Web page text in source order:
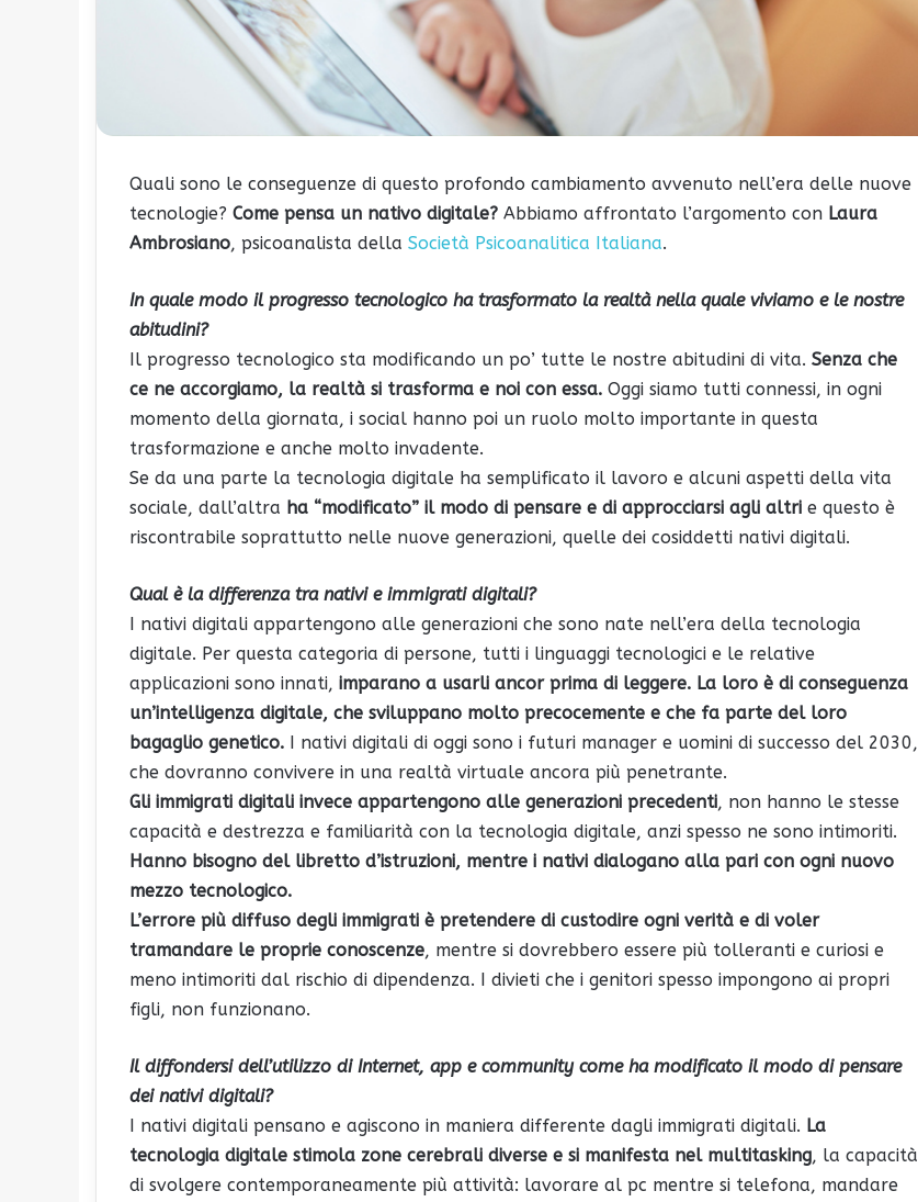
Quali sono le conseguenze di questo profondo cambiamento avvenuto nell’era delle nuove
tecnologie? Come pensa un nativo digitale? Abbiamo affrontato l’argomento con Laura
Ambrosiano, psicoanalista della Società Psicoanalitica Italiana.
In quale modo il progresso tecnologico ha trasformato la realtà nella quale viviamo e le nostre
abitudini?
Il progresso tecnologico sta modificando un po’ tutte le nostre abitudini di vita. Senza che
ce ne accorgiamo, la realtà si trasforma e noi con essa. Oggi siamo tutti connessi, in ogni
momento della giornata, i social hanno poi un ruolo molto importante in questa
trasformazione e anche molto invadente.
Se da una parte la tecnologia digitale ha semplificato il lavoro e alcuni aspetti della vita
sociale, dall’altra ha “modificato” il modo di pensare e di approcciarsi agli altri e questo è
riscontrabile soprattutto nelle nuove generazioni, quelle dei cosiddetti nativi digitali.
Qual è la differenza tra nativi e immigrati digitali?
I nativi digitali appartengono alle generazioni che sono nate nell’era della tecnologia
digitale. Per questa categoria di persone, tutti i linguaggi tecnologici e le relative
applicazioni sono innati, imparano a usarli ancor prima di leggere. La loro è di conseguenza
un’intelligenza digitale, che sviluppano molto precocemente e che fa parte del loro
bagaglio genetico. I nativi digitali di oggi sono i futuri manager e uomini di successo del 2030,
che dovranno convivere in una realtà virtuale ancora più penetrante.
Gli immigrati digitali invece appartengono alle generazioni precedenti, non hanno le stesse
capacità e destrezza e familiarità con la tecnologia digitale, anzi spesso ne sono intimoriti.
Hanno bisogno del libretto d’istruzioni, mentre i nativi dialogano alla pari con ogni nuovo
mezzo tecnologico.
L’errore più diffuso degli immigrati è pretendere di custodire ogni verità e di voler
tramandare le proprie conoscenze, mentre si dovrebbero essere più tolleranti e curiosi e
meno intimoriti dal rischio di dipendenza. I divieti che i genitori spesso impongono ai propri
figli, non funzionano.
Il diffondersi dell’utilizzo di Internet, app e community come ha modificato il modo di pensare
dei nativi digitali?
I nativi digitali pensano e agiscono in maniera differente dagli immigrati digitali. La
tecnologia digitale stimola zone cerebrali diverse e si manifesta nel multitasking, la capacità
di svolgere contemporaneamente più attività: lavorare al pc mentre si telefona, mandare